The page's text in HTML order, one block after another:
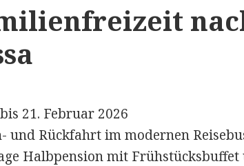
21. Februar 2026
und Rückfahrt im modernen
Halbpension mit Frühstücksbuffet